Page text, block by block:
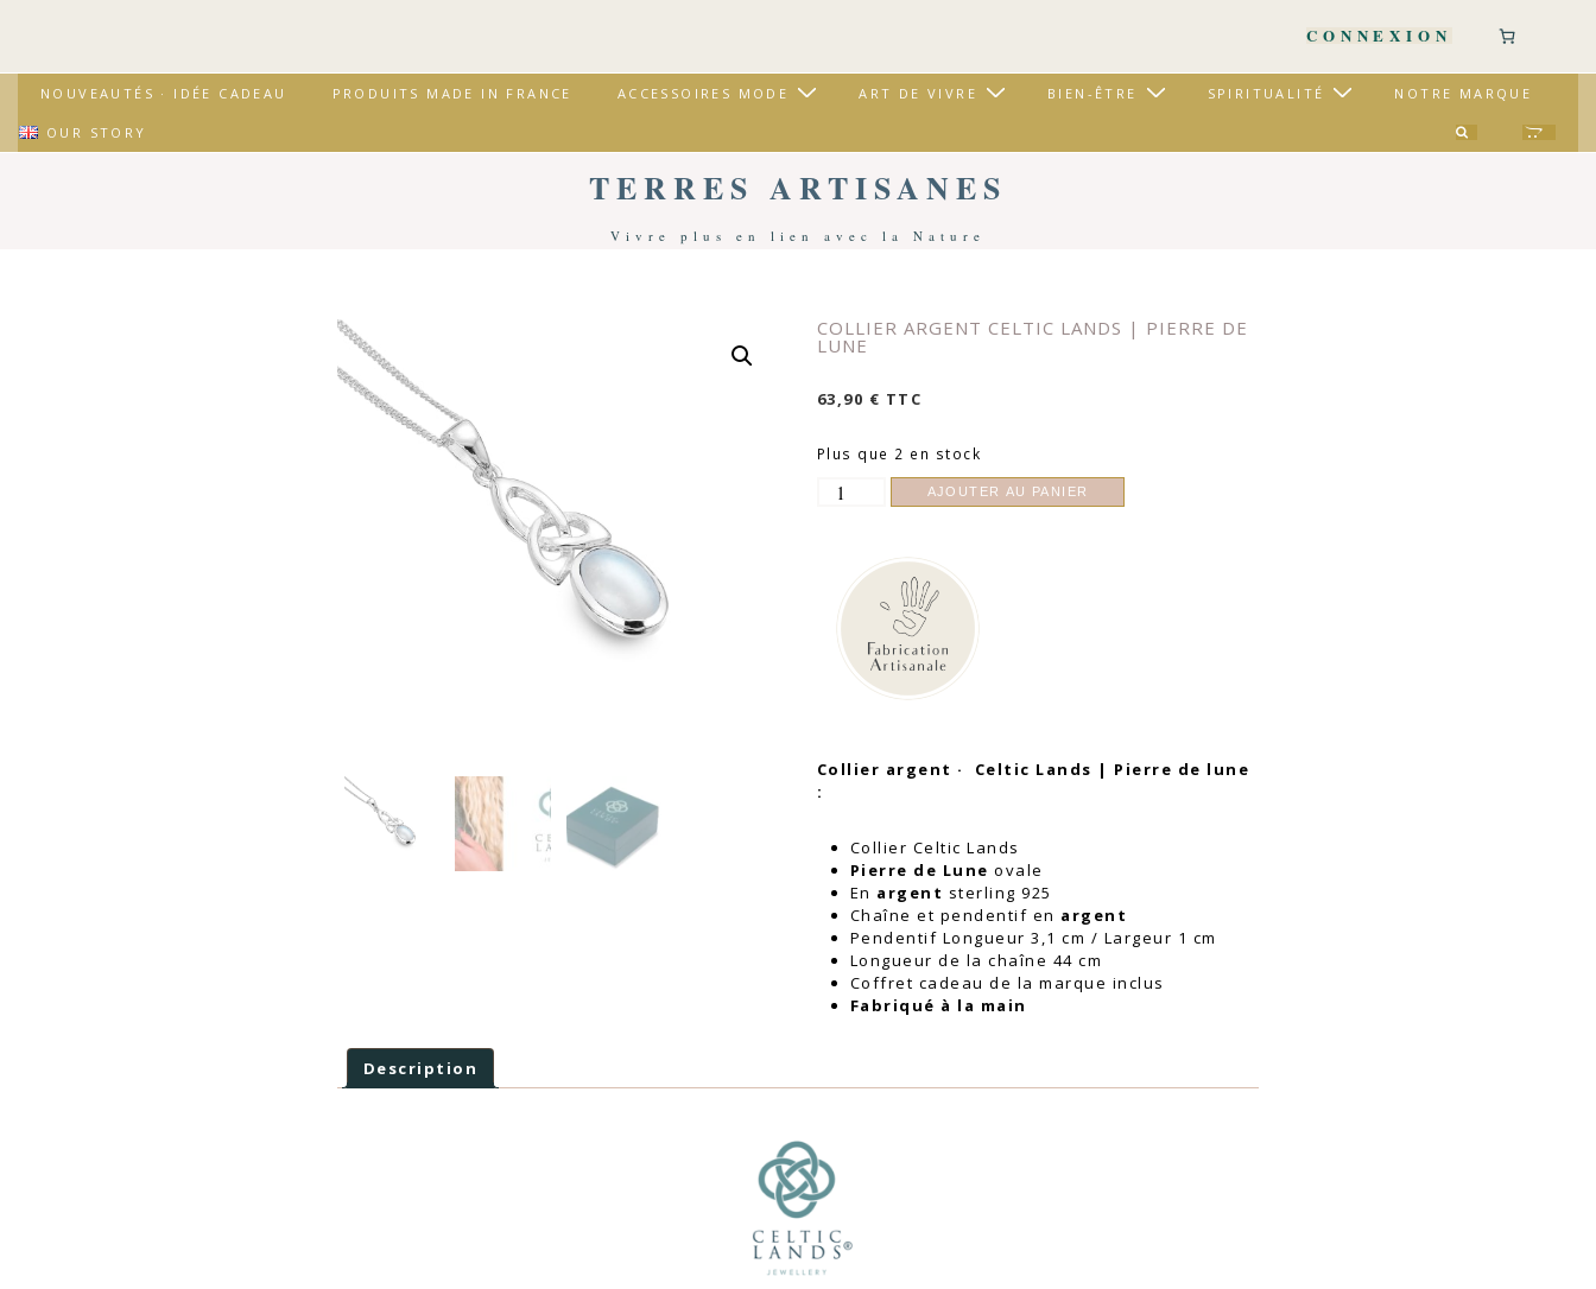
contenu
principal
CONNEXION
NOUVEAUTÉS · IDÉE CADEAU PRODUITS MADE IN FRANCE ACCESSOIRES MODE ART DE VIVRE BIEN-ÊTRE SPIRITUALITÉ NOTRE MARQUE
OUR STORY
TERRES ARTISANES
Vivre plus en lien avec la Nature
COLLIER ARGENT CELTIC LANDS | PIERRE DE
LUNE
63,90 € TTC
Plus que 2 en stock
quantité
Celtic
Lands
Pierre
AJOUTER AU PANIER
Collier argent · Celtic Lands | Pierre de lune
:
Collier Celtic Lands
Pierre de Luneovale
En argent sterling 925
Chaîne et pendentif en argent
Pendentif Longueur 3,1 cm / Largeur 1 cm
Longueur de la chaîne 44 cm
Coffret cadeau de la marque inclus
Fabriqué à la main
Description